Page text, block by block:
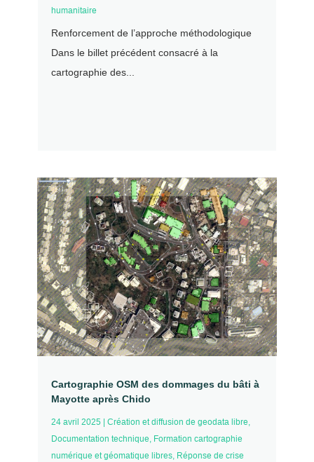
humanitaire
Renforcement de l’approche méthodologique
Dans le billet précédent consacré à la
cartographie des...
Cartographie OSM des dommages du bâti à
Mayotte après Chido
24 avril 2025 Création et diffusion de geodata libre,
Documentation technique, Formation cartographie
numérique et géomatique libres, Réponse de crise